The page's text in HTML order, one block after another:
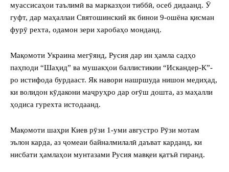
муассисаҳои таълимӣ ва марказҳои тиббӣ, осеб дидаанд. Ӯ
гуфт, дар маҳаллаи Святошинский як бинои 9-ошёна қисман
фурӯ рехта, одамон зери харобаҳо монданд.
Мақомоти Украина мегӯянд, Русия дар ин ҳамла садҳо
паҳподи “Шаҳид” ва мушакҳои баллистикии “Искандер-К”-
ро истифода бурдааст. Як навори нашршуда нишон медиҳад,
ки волидон кӯдакони маҷруҳро дар оғӯш дошта, аз маҳалли
ҳодиса гурехта истодаанд.
Мақомоти шаҳри Киев рӯзи 1-уми августро Рӯзи мотам
эълон карда, аз ҷомеаи байналмилалӣ даъват карданд, ки
нисбати ҳамлаҳои мунтазами Русия мавқеи қатъӣ гиранд.